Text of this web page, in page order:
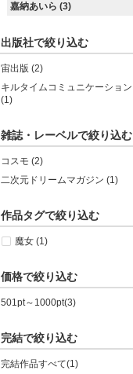
嘉納あいら (3)
出版社で絞り込む
宙出版 (2)
キルタイムコミュニケーション
(1)
雑誌・レーベルで絞り込む
コスモ (2)
二次元ドリームマガジン (1)
作品タグで絞り込む
魔女 (1)
価格で絞り込む
501pt～1000pt(3)
完結で絞り込む
完結作品すべて(1)